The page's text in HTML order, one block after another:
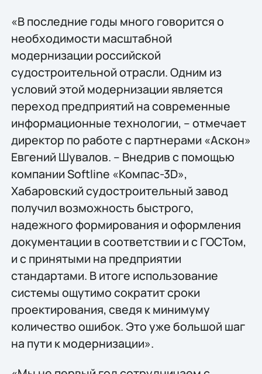
«В последние годы много говорится о
необходимости масштабной
модернизации российской
судостроительной отрасли. Одним из
условий этой модернизации является
переход предприятий на современные
информационные технологии, – отмечает
директор по работе с партнерами «Аскон»
Евгений Шувалов. – Внедрив с помощью
компании Softline «Компас-3D»,
Хабаровский судостроительный завод
получил возможность быстрого,
надежного формирования и оформления
документации в соответствии и с ГОСТом,
и с принятыми на предприятии
стандартами. В итоге использование
системы ощутимо сократит сроки
проектирования, сведя к минимуму
количество ошибок. Это уже большой шаг
на пути к модернизации».